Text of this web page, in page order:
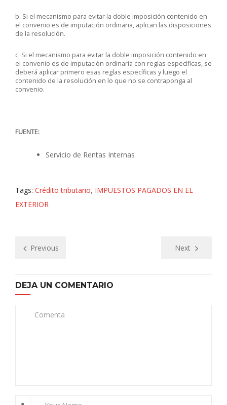
b. Si el mecanismo para evitar la doble imposición contenido en
el convenio es de imputación ordinaria, aplican las disposiciones
de la resolución.
c. Si el mecanismo para evitar la doble imposición contenido en
el convenio es de imputación ordinaria con reglas específicas, se
deberá aplicar primero esas reglas específicas y luego el
contenido de la resolución en lo que no se contraponga al
convenio.
FUENTE:
Servicio de Rentas Internas
Tags: Crédito tributario, IMPUESTOS PAGADOS EN EL
EXTERIOR
Previous Next
DEJA UN COMENTARIO
Comenta